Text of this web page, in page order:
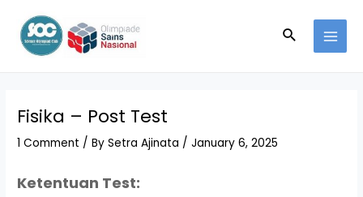
content
Search
Fisika – Post Test
1 Comment / BySetra Ajinata /January 6, 2025
Ketentuan Test:
navigation